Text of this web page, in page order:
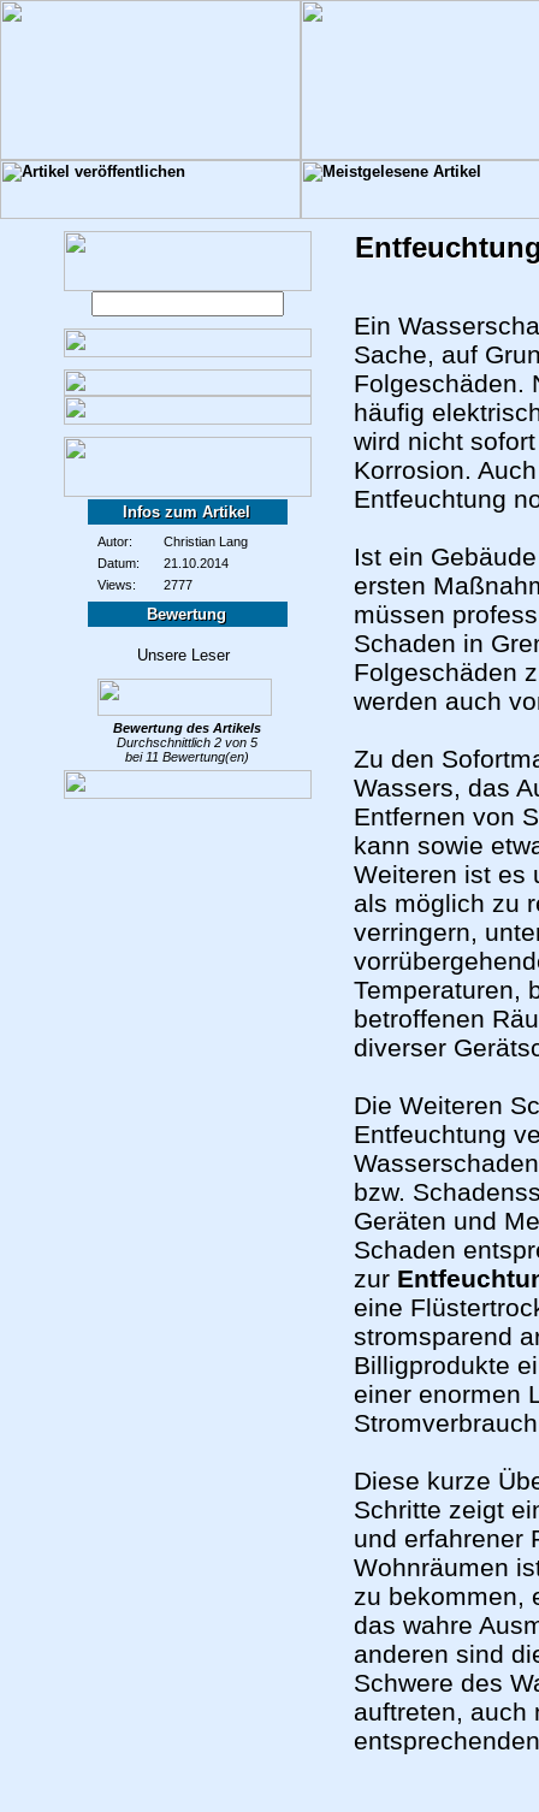
Infos zum Artikel
Autor:
Christian Lang
Datum:
21.10.2014
Views:
2777
Bewertung
Bewertung des Artikels
Durchschnittlich 2 von 5
bei 11 Bewertung(en)
Ein
Sache, auf
Folgeschäden.
häufig
wird nicht
Korrosion.
Entfeuchtung
Ist ein
ersten
müssen
Schaden in
Folgeschäden
werden auch
Zu den
Wassers, das
Entfernen von
kann sowie
Weiteren ist es
als möglich zu
verringern,
Temperaturen,
betroffenen
diverser
Die Weiteren
Entfeuchtung
bzw.
Geräten und
Schaden
zur
eine
stromsparend
Billigprodukte
einer enormen
Diese kurze
Schritte zeigt
und erfahrener
Wohnräumen
zu bekommen,
das wahre
anderen sind
Schwere des
auftreten, auch